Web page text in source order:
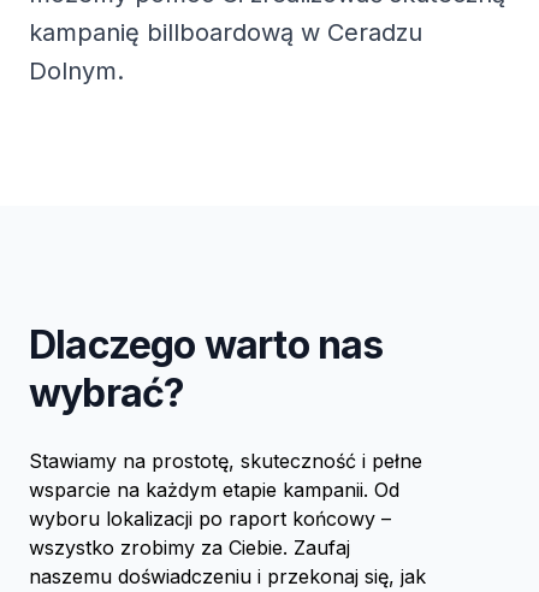
kampanię billboardową w Ceradzu
Dolnym.
Dlaczego warto nas
wybrać?
Stawiamy na prostotę, skuteczność i pełne
wsparcie na każdym etapie kampanii. Od
wyboru lokalizacji po raport końcowy –
wszystko zrobimy za Ciebie. Zaufaj
naszemu doświadczeniu i przekonaj się, jak